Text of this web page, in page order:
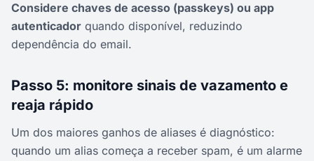
Considere chaves de acesso (passkeys) ou app
autenticador quando disponível, reduzindo
dependência do email.
Passo 5: monitore sinais de vazamento e
reaja rápido
Um dos maiores ganhos de aliases é diagnóstico:
quando um alias começa a receber spam, é um alarme